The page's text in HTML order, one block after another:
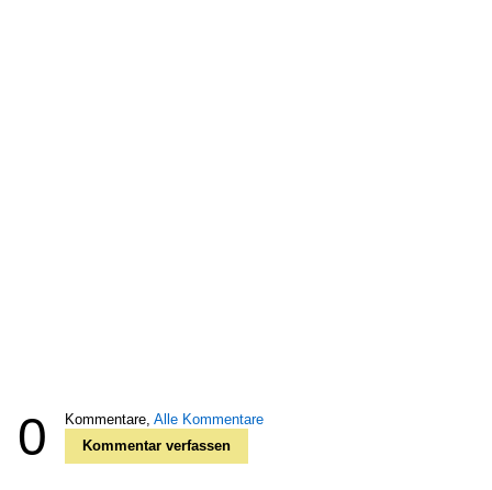
0 Kommentare, Alle Kommentare
Kommentar verfassen